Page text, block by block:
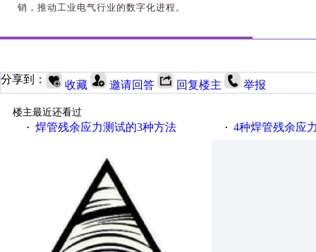
销，推动工业电气行业的数字化进程。
分享到： 收藏 邀请回答 回复楼主 举报
楼主最近还看过
· 焊管残余应力测试的3种方法 · 4种焊管残余应